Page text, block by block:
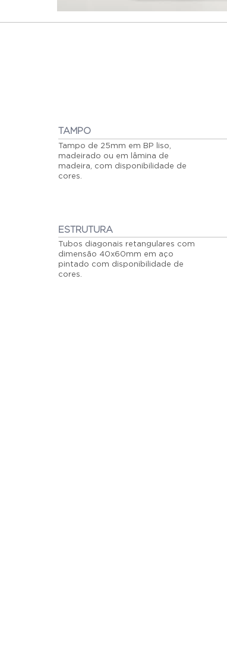
TAMPO
Tampo de 25mm em BP liso,
madeirado ou em lâmina de
madeira, com disponibilidade de
cores.
ESTRUTURA
Tubos diagonais retangulares com
dimensão 40x60mm em aço
pintado com disponibilidade de
cores.